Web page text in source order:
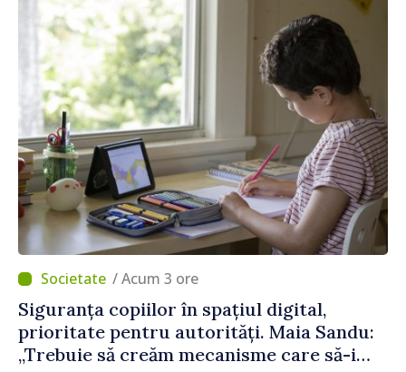
/ Acum 3 ore
Siguranța copiilor în spațiul digital,
prioritate pentru autorități. Maia Sandu:
„Trebuie să creăm mecanisme care să-i